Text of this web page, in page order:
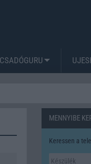
MENNYIBE
Keressen a